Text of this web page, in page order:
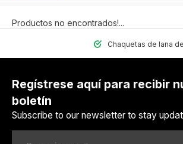
Productos no encontrados!...
Chaquetas de lana de la mejor
Regístrese aquí para recibir
boletín
Subscribe to our newsletter to stay